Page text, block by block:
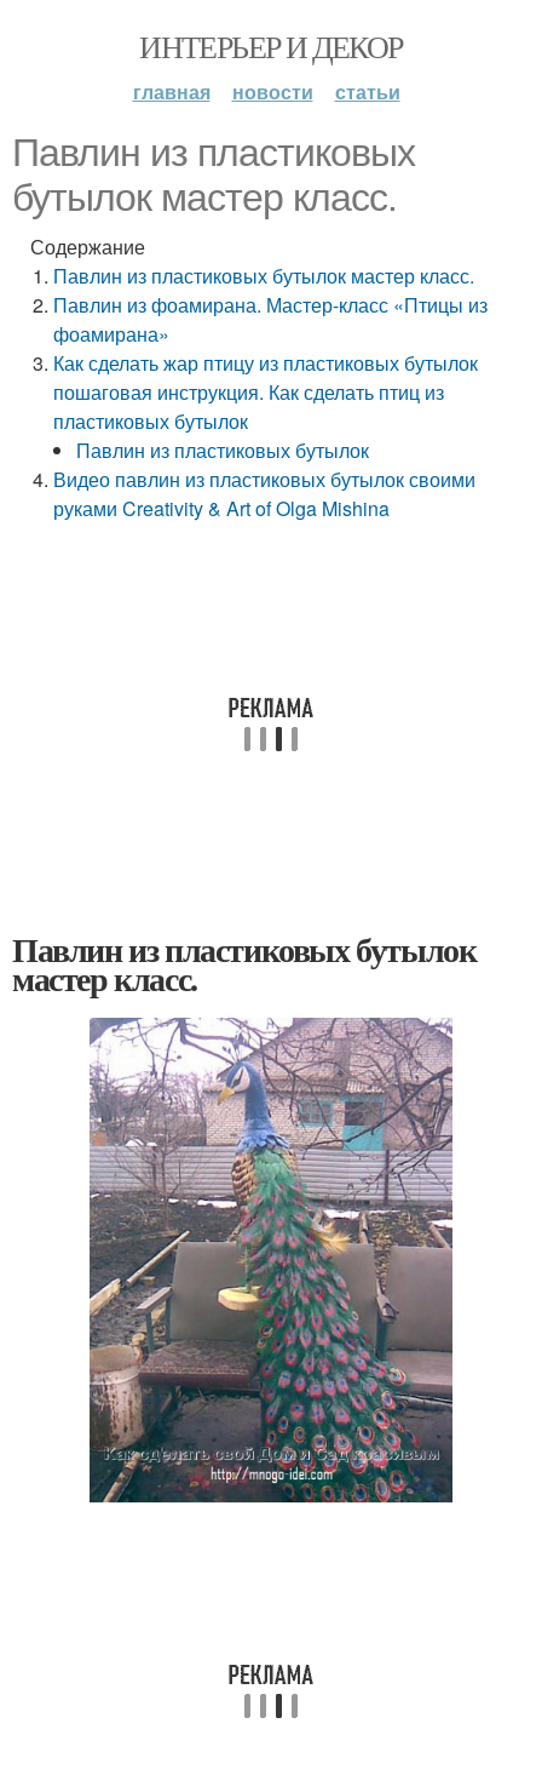
ИНТЕРЬЕР И ДЕКОР
главная новости статьи
Павлин из пластиковых
бутылок мастер класс.
Содержание
Павлин из пластиковых бутылок мастер класс.
Павлин из фоамирана. Мастер-класс «Птицы из
фоамирана»
Как сделать жар птицу из пластиковых бутылок
пошаговая инструкция. Как сделать птиц из
пластиковых бутылок
Павлин из пластиковых бутылок
Видео павлин из пластиковых бутылок своими
руками Creativity & Art of Olga Mishina
Павлин из пластиковых бутылок
мастер класс.